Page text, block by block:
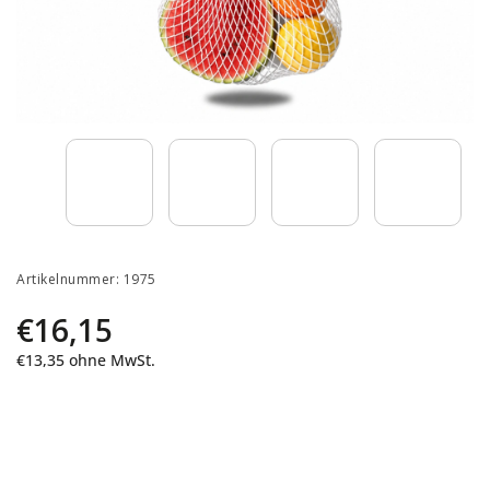
Artikelnummer: 1975
€16,15
€13,35 ohne MwSt.